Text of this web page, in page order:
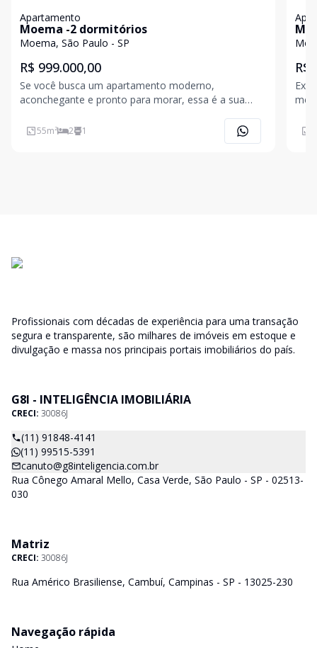
Apartamento
Moema -2 dormitórios
Moema, São Paulo - SP
R$ 999.000,00
Se você busca um apartamento moderno,
aconchegante e pronto para morar, essa é a sua
coração de Moema, este incrível imóvel de 53m² é o
resultado da junção inteligente de dois studios,
55m² 2 1
R$
Profissionais com décadas de experiência para uma transação
segura e transparente, são milhares de imóveis em estoque e
divulgação e massa nos principais portais imobiliários do país.
G8I - INTELIGÊNCIA IMOBILIÁRIA
CRECI: 30086J
(11) 91848-4141
(11) 99515-5391
canuto@g8inteligencia.com.br
Rua Cônego Amaral Mello, Casa Verde, São Paulo - SP - 02513-
030
Matriz
CRECI: 30086J
Rua Américo Brasiliense, Cambuí, Campinas - SP - 13025-230
Navegação rápida